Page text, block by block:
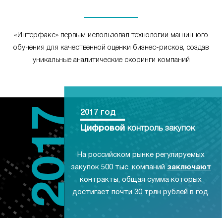
«Интерфакс» первым использовал технологии машинного
обучения для качественной оценки бизнес-рисков, создав
уникальные аналитические скоринги компаний
2017 год
Цифровой контроль закупок
На российском рынке регулируемых
закупок 500 тыс. компаний заключают
контракты, общая сумма которых
достигает почти 30 трлн рублей в год.